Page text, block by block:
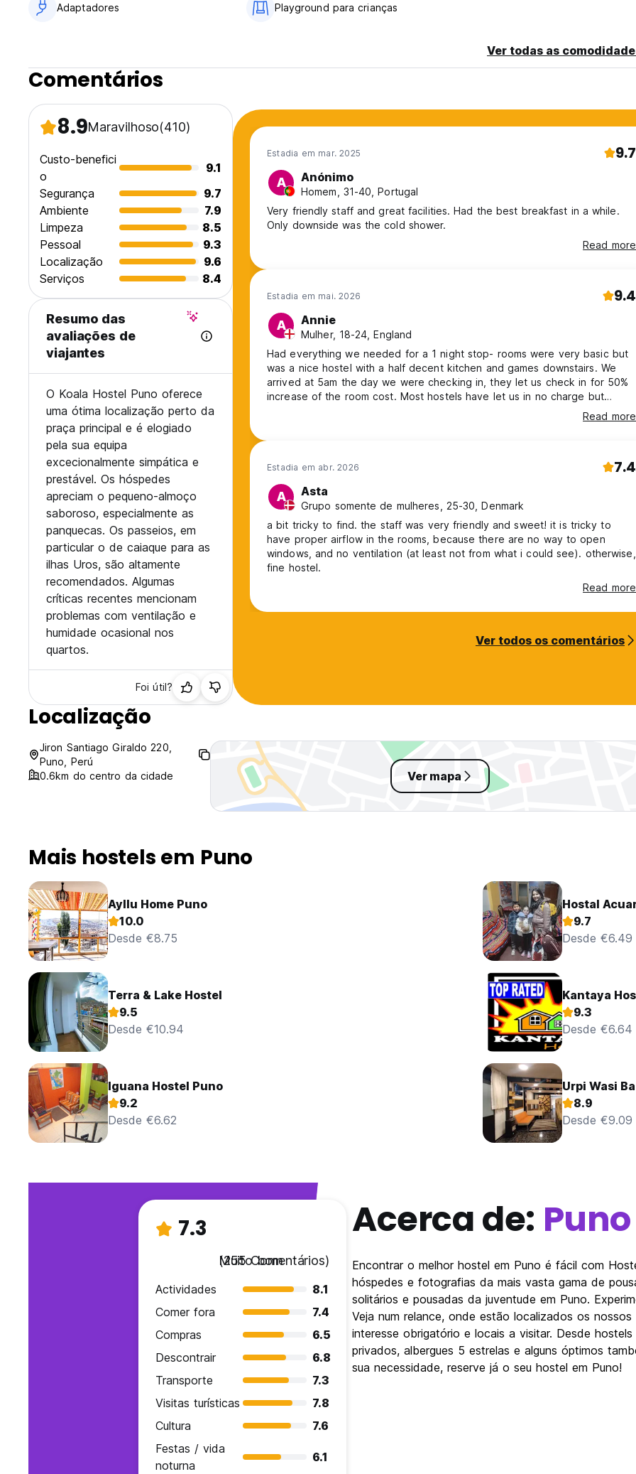
Adaptadores Playground para crianças
Ver todas as
Comentários
8.9Maravilhoso(410)
Custo-benefici
o
9.1
Segurança
9.7
Ambiente
7.9
Limpeza
8.5
Pessoal
9.3
Localização
9.6
Serviços
8.4
Resumo das
avaliações de
viajantes
O Koala Hostel Puno oferece
uma ótima localização perto da
praça principal e é elogiado
pela sua equipa
excecionalmente simpática e
prestável. Os hóspedes
apreciam o pequeno-almoço
saboroso, especialmente as
panquecas. Os passeios, em
particular o de caiaque para as
ilhas Uros, são altamente
recomendados. Algumas
críticas recentes mencionam
problemas com ventilação e
humidade ocasional nos
quartos.
Foi útil?
Estadia em mar. 2025 9.7
A Anónimo
Homem, 31-40, Portugal
Very friendly staff and great facilities. Had the best breakfast in a while.
Only downside was the cold shower.
Read more
Estadia em mai. 2026 9.4
A Annie
Mulher, 18-24, England
Had everything we needed for a 1 night stop- rooms were very basic but
was a nice hostel with a half decent kitchen and games downstairs. We
arrived at 5am the day we were checking in, they let us check in for 50%
increase of the room cost. Most hostels have let us in no charge but
Read more
Estadia em abr. 2026 7.4
A Asta
Grupo somente de mulheres, 25-30, Denmark
a bit tricky to find. the staff was very friendly and sweet! it is tricky to
have proper airflow in the rooms, because there are no way to open
windows, and no ventilation (at least not from what i could see). otherwise,
fine hostel.
Read more
Ver todos os comentários
Localização
Jiron Santiago Giraldo 220,
Puno, Perú
0.6km do centro da cidade
Ver mapa
Mais hostels em Puno
Ayllu Home Puno
10.0
Desde €8.75
Hostal
9.7
Desde €6.49
Terra & Lake Hostel
9.5
Desde €10.94
Kantaya
9.3
Desde €6.64
Iguana Hostel Puno
9.2
Desde €6.62
Urpi Wasi
8.9
Desde €9.09
7.3
Muito bom
(255 Comentários)
Actividades
8.1
Comer fora
7.4
Compras
6.5
Descontrair
6.8
Transporte
7.3
Visitas turísticas
7.8
Cultura
7.6
Festas / vida
noturna
6.1
Acerca de: Puno
Encontrar o melhor hostel em Puno é fácil com
hóspedes e fotografias da mais vasta gama de
solitários e pousadas da juventude em Puno.
Veja num relance, onde estão localizados os
interesse obrigatório e locais a visitar. Desde
privados, albergues 5 estrelas e alguns óptimos
sua necessidade, reserve já o seu hostel em Puno!